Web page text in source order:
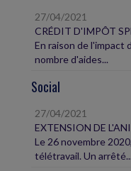
27/04/2021
CRÉDIT D'IMPÔT
En raison de l'impact
nombre d'aides...
Social
27/04/2021
EXTENSION DE
Le 26 novembre
télétravail. Un arrêté...